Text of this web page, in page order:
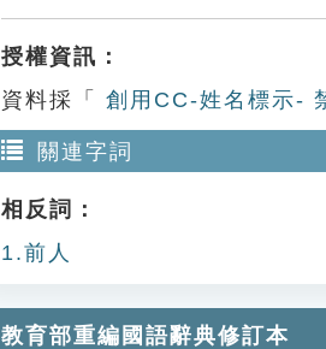
授權資訊：
資料採「
創用CC-姓名標示-
關連字詞
相反詞：
1.前人
教育部重編國語辭典修訂本